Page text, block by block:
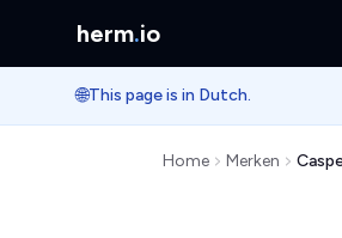
herm.io
🌐This page is in Dutch.
Home Merken